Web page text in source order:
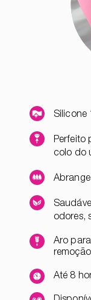
Silicone
Perfeito
colo do
odores,
Aro
Até 8